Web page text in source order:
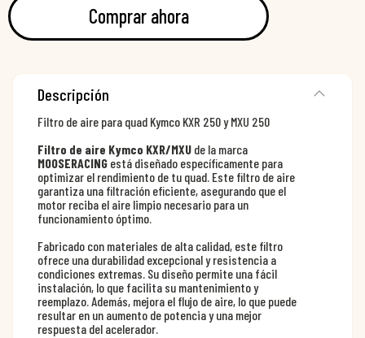
Comprar ahora
Descripción
Filtro de aire para quad Kymco KXR 250 y MXU 250
Filtro de aire Kymco KXR/MXU de la marca
MOOSERACING está diseñado específicamente para
optimizar el rendimiento de tu quad. Este filtro de aire
garantiza una filtración eficiente, asegurando que el
motor reciba el aire limpio necesario para un
funcionamiento óptimo.
Fabricado con materiales de alta calidad, este filtro
ofrece una durabilidad excepcional y resistencia a
condiciones extremas. Su diseño permite una fácil
instalación, lo que facilita su mantenimiento y
reemplazo. Además, mejora el flujo de aire, lo que puede
resultar en un aumento de potencia y una mejor
respuesta del acelerador.